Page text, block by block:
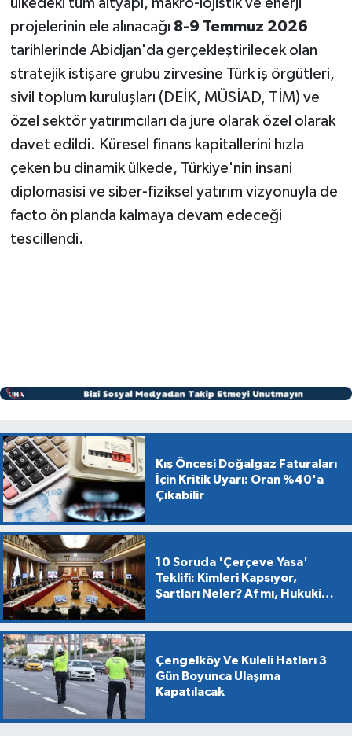
projelerinin ele alınacağı 8-9 Temmuz 2026
tarihlerinde Abidjan'da gerçekleştirilecek olan
stratejik istişare grubu zirvesine Türk iş örgütleri,
sivil toplum kuruluşları (DEİK, MÜSİAD, TİM) ve
özel sektör yatırımcıları da jure olarak özel olarak
davet edildi. Küresel finans kapitallerini hızla
çeken bu dinamik ülkede, Türkiye'nin insani
diplomasisi ve siber-fiziksel yatırım vizyonuyla de
facto ön planda kalmaya devam edeceği
tescillendi.
Kış Öncesi Doğalgaz Faturaları
İçin Kritik Uyarı: Oran %40'a
Çıkabilir
10 Soruda 'Çerçeve Yasa'
Teklifi: Kimleri Kapsıyor,
Şartları Neler? Af mı, Hukuki
Çengelköy Ve Kuleli Hatları 3
Gün Boyunca Ulaşıma
Kapatılacak